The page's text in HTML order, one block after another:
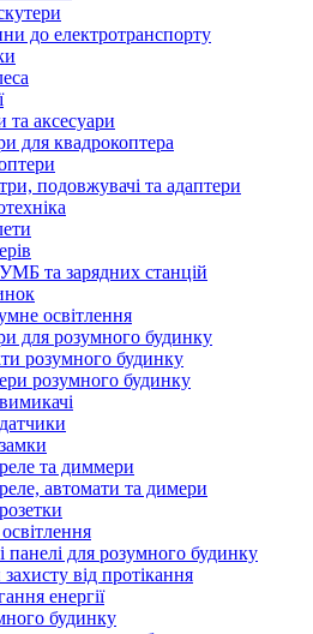
до електротранспорту
та аксесуари
для квадрокоптера
подовжувачі та адаптери
та зарядних станцій
освітлення
для розумного будинку
розумного будинку
розумного будинку
та диммери
автомати та димери
панелі для розумного будинку
від протікання
енергії
будинку